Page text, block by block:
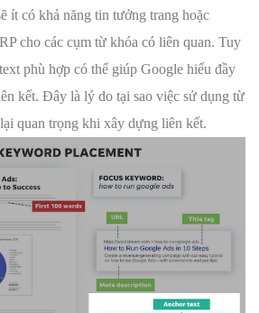
ít có khả năng tin tưởng trang hoặc
cho các cụm từ khóa có liên quan. Tuy
phù hợp có thể giúp Google hiểu đầy
kết. Đây là lý do tại sao việc sử dụng từ
quan trọng khi xây dựng liên kết.